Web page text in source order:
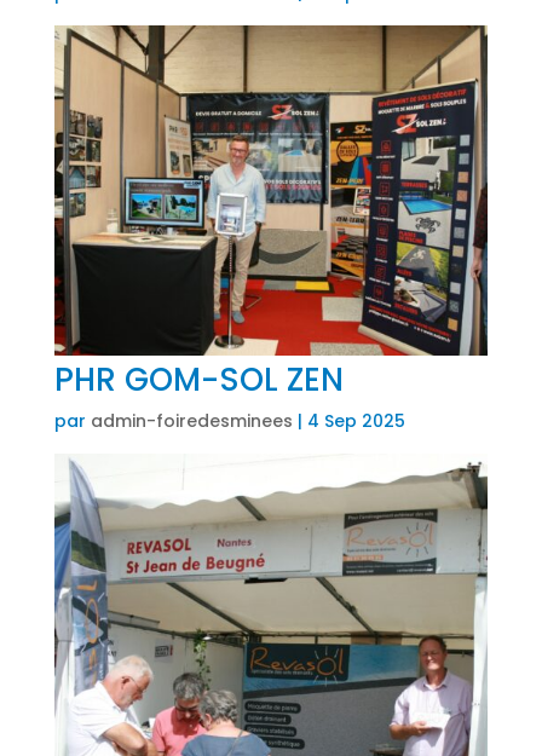
PHR GOM-SOL ZEN
par admin-foiredesminees | 4 Sep 2025